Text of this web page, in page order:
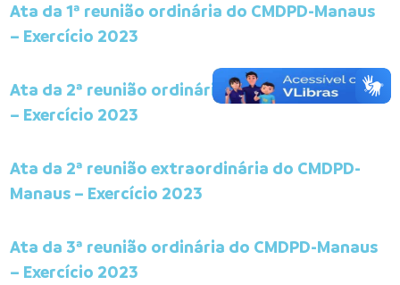
Ata da 1ª reunião ordinária do CMDPD-Manaus
– Exercício 2023
Ata da 2ª reunião ordinária do CMDPD-Manaus
– Exercício 2023
Ata da 2ª reunião extraordinária do CMDPD-
Manaus – Exercício 2023
Ata da 3ª reunião ordinária do CMDPD-Manaus
– Exercício 2023